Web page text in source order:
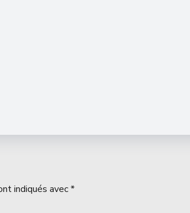
indiqués avec*